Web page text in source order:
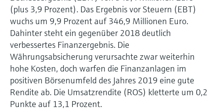
(plus 3,9 Prozent). Das Ergebnis vor Steuern (EBT)
wuchs um 9,9 Prozent auf 346,9 Millionen Euro.
Dahinter steht ein gegenüber 2018 deutlich
verbessertes Finanzergebnis. Die
Währungsabsicherung verursachte zwar weiterhin
hohe Kosten, doch warfen die Finanzanlagen im
positiven Börsenumfeld des Jahres 2019 eine gute
Rendite ab. Die Umsatzrendite (ROS) kletterte um 0,2
Punkte auf 13,1 Prozent.